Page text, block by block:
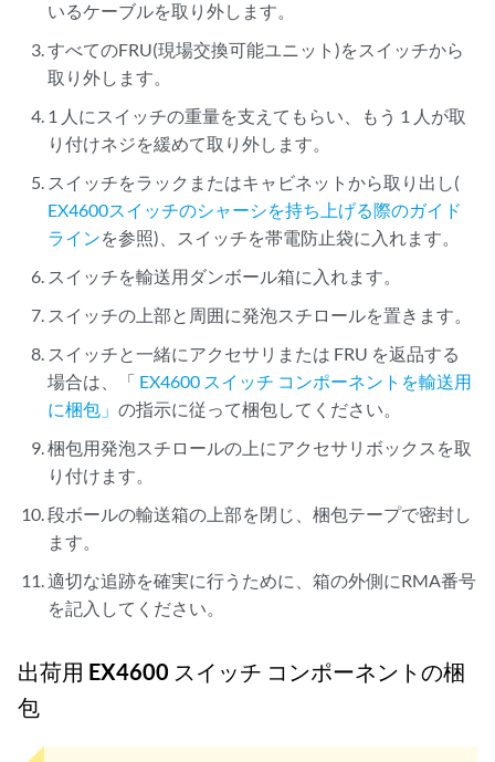
いるケーブルを取り外します。
すべてのFRU(現場交換可能ユニット)をスイッチから
取り外します。
1 人にスイッチの重量を支えてもらい、もう 1 人が取
り付けネジを緩めて取り外します。
スイッチをラックまたはキャビネットから取り出し(
EX4600スイッチのシャーシを持ち上げる際のガイド
ラインを参照)、スイッチを帯電防止袋に入れます。
スイッチを輸送用ダンボール箱に入れます。
スイッチの上部と周囲に発泡スチロールを置きます。
スイッチと一緒にアクセサリまたは FRU を返品する
場合は、「 EX4600 スイッチ コンポーネントを輸送用
に梱包」の指示に従って梱包してください。
梱包用発泡スチロールの上にアクセサリボックスを取
り付けます。
段ボールの輸送箱の上部を閉じ、梱包テープで密封し
ます。
適切な追跡を確実に行うために、箱の外側にRMA番号
を記入してください。
出荷用 EX4600 スイッチ コンポーネントの梱
包